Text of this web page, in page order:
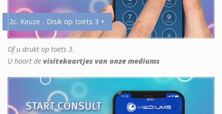
2c. Keuze - Druk op toets 3 +
Of u drukt op toets 3.
U hoort de visitekaartjes van onze mediums